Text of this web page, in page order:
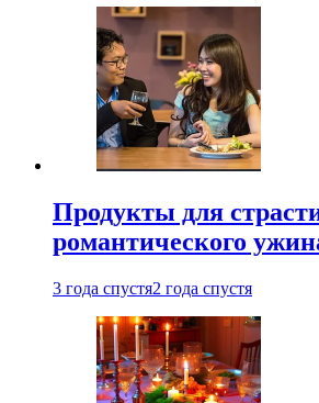
Продукты для
романтического
3 года спустя2 года спустя